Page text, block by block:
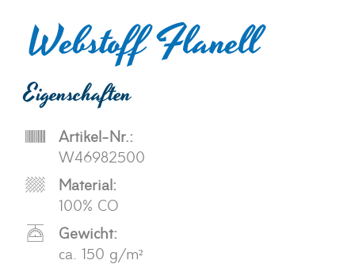
Webstoff Flanell
Eigenschaften
Artikel-Nr.:
W46982500
Material:
100% CO
Gewicht:
ca. 150 g/m²